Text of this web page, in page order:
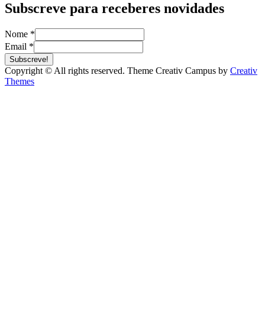
Subscreve para receberes novidades
Nome *
Email *
Subscreve!
Copyright © All rights reserved. Theme Creativ Campus by Creativ
Themes